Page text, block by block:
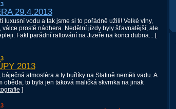
29.4.2013
luxusní vodu a tak jsme si to pořádně užili! Velké vlny,
válce prostě nádhera. Nedělní jízdy byly šťavnatější, ale
Fakt parádní raftování na Jizeře na konci dubna... [
2013
atmosféra a ty buřtíky na Slatině neměli vadu. A
oběda, to byla jen taková maličká skvrnka na jinak
]